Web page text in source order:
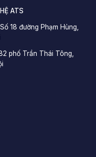
ATS
18 đường Phạm Hùng,
phố Trần Thái Tông,